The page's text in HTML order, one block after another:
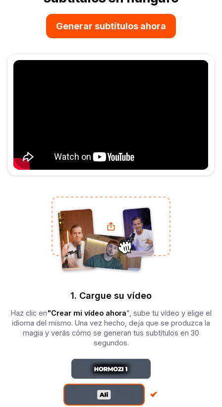
Generar subtítulos ahora
1. Cargue su vídeo
Haz clic en"Crear mi vídeo ahora", sube tu vídeo y elige el
idioma del mismo. Una vez hecho, deja que se produzca la
magia y verás cómo se generan tus subtítulos en 30
segundos.